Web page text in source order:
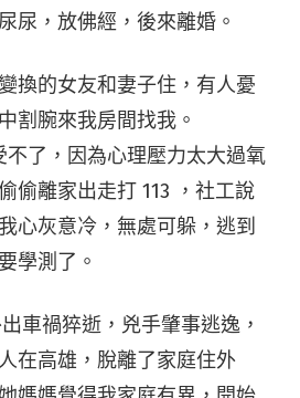
尿，放佛經，後來離婚。
換的女友和妻子住，有人憂
割腕來我房間找我。
不了，因為心理壓力太大過氧
偷離家出走打 113 ，社工說
心灰意冷，無處可躲，逃到
學測了。
車禍猝逝，兇手肇事逃逸，
在高雄，脫離了家庭住外